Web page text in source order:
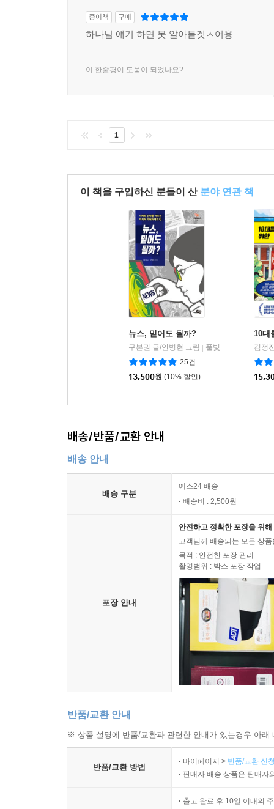
종이책 구매
하나님 얘기 하면 못 알아듣겟ㅅ어용
이 한줄평이 도움이 되었나요?
1
이 책을 구입하신 분들이 산 분야 연관 책
뉴스, 믿어도 될까?
구본권 글/안병현 그림
풀빛
25건
13,500원 (10% 할인)
10대
김정
배송/반품/교환 안내
배송 안내
배송 구분
예스24 배송
배송비 : 2,500원
포장 안내
안전하고 정확한 포장을 위
고객님께 배송되는 모든 상
목적 : 안전한 포장 관리
촬영범위 : 박스 포장 작업
반품/교환 안내
※ 상품 설명에 반품/교환과 관련한 안내가 있는경우 아
반품/교환 방법
마이페이지 > 반품/교환 신
판매자 배송 상품은 판매자
출고 완료 후 10일 이내의